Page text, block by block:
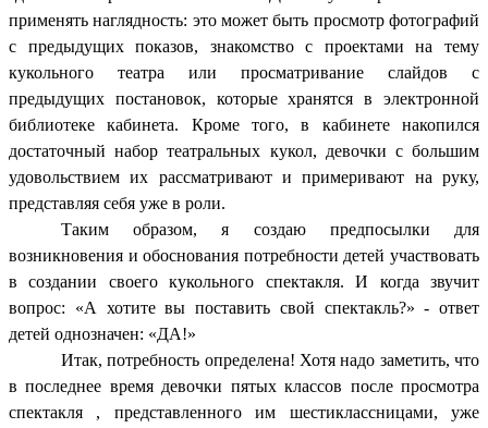
применять наглядность: это может быть просмотр фотографий
с предыдущих показов, знакомство с проектами на тему
кукольного театра или просматривание слайдов с
предыдущих постановок, которые хранятся в электронной
библиотеке кабинета. Кроме того, в кабинете накопился
достаточный набор театральных кукол, девочки с большим
удовольствием их рассматривают и примеривают на руку,
представляя себя уже в роли.
Таким образом, я создаю предпосылки для
возникновения и обоснования потребности детей участвовать
в создании своего кукольного спектакля. И когда звучит
вопрос: «А хотите вы поставить свой спектакль?» - ответ
детей однозначен: «ДА!»
Итак, потребность определена! Хотя надо заметить, что
в последнее время девочки пятых классов после просмотра
спектакля , представленного им шестиклассницами, уже